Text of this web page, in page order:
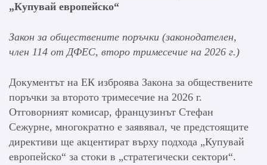
„Купувай европейско“
Закон за обществените поръчки (законодателен,
член 114 от ДФЕС, второ тримесечие на 2026 г.)
Документът на ЕК изброява Закона за обществените
поръчки за второто тримесечие на 2026 г.
Отговорният комисар, французинът Стефан
Сежурне, многократно е заявявал, че предстоящите
директиви ще акцентират върху подхода „Купувай
европейско“ за стоки в „стратегически сектори“.